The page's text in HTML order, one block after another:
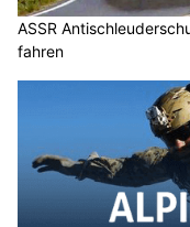
ASSR
fahren